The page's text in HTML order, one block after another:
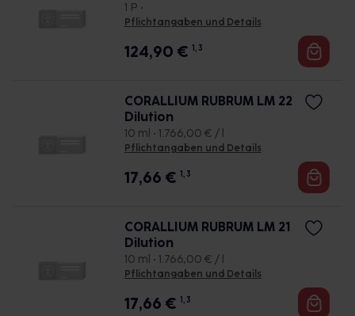
1 P •
Pflichtangaben und Details
124,90 € 1, 3
CORALLIUM RUBRUM LM 22
Dilution
10 ml • 1.766,00 € / l
Pflichtangaben und Details
17,66 € 1, 3
CORALLIUM RUBRUM LM 21
Dilution
10 ml • 1.766,00 € / l
Pflichtangaben und Details
17,66 € 1, 3